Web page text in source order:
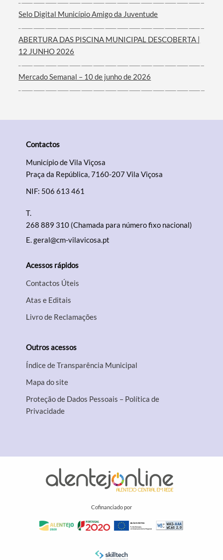
Selo Digital Município Amigo da Juventude
ABERTURA DAS PISCINA MUNICIPAL DESCOBERTA |
12 JUNHO 2026
Mercado Semanal – 10 de junho de 2026
Contactos
Município de Vila Viçosa
Praça da República, 7160-207 Vila Viçosa
NIF: 506 613 461
T.
268 889 310 (Chamada para número fixo nacional)
E.geral@cm-vilavicosa.pt
Acessos rápidos
Contactos Úteis
Atas e Editais
Livro de Reclamações
Outros acessos
Índice de Transparência Municipal
Mapa do site
Proteção de Dados Pessoais – Política de
Privacidade
Cofinanciado por